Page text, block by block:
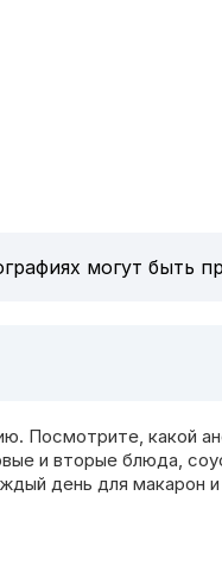
могут быть
Посмотрите, какой
и вторые блюда,
день для макарон